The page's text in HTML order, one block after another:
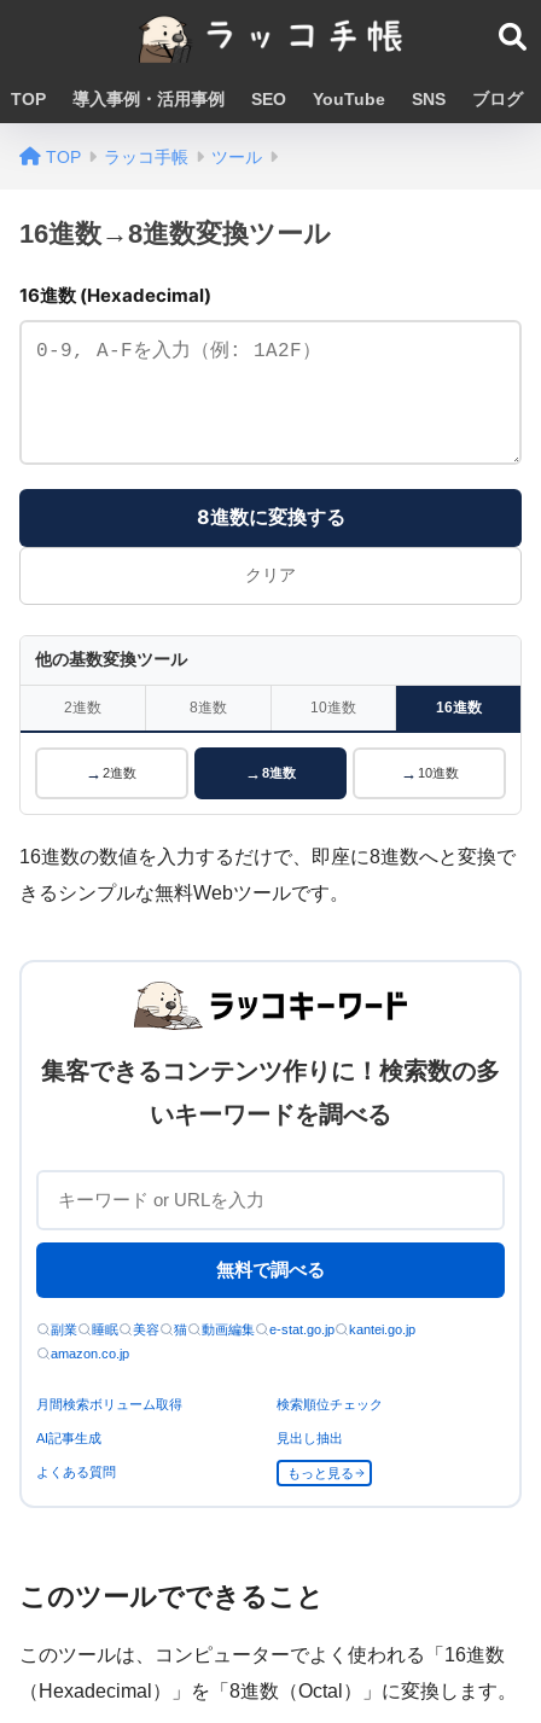
TOP 導入事例・活用事例 SEO YouTube SNS ブログ
TOP ラッコ手帳 ツール
16進数→8進数変換ツール
16進数 (Hexadecimal)
8進数に変換する
クリア
他の基数変換ツール
2進数 8進数 10進数 16進数
2進数 8進数 10進数
16進数の数値を入力するだけで、即座に8進数へと変換で
きるシンプルな無料Webツールです。
集客できるコンテンツ作りに！検索数の多
いキーワードを調べる
無料で調べる
副業 睡眠 美容 猫 動画編集 e-stat.go.jp
kantei.go.jp
amazon.co.jp
月間検索ボリューム取得 検索順位チェック
AI記事生成 見出し抽出
よくある質問 もっと見る
このツールでできること
このツールは、コンピューターでよく使われる「16進数
（Hexadecimal）」を「8進数（Octal）」に変換します。